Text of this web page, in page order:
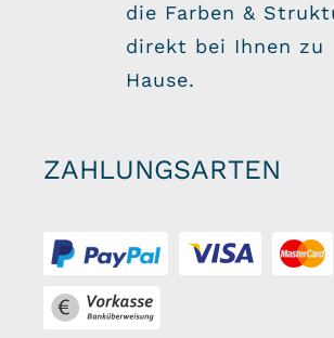
die Farben &
direkt bei Ihnen zu
Hause.
ZAHLUNGSARTEN